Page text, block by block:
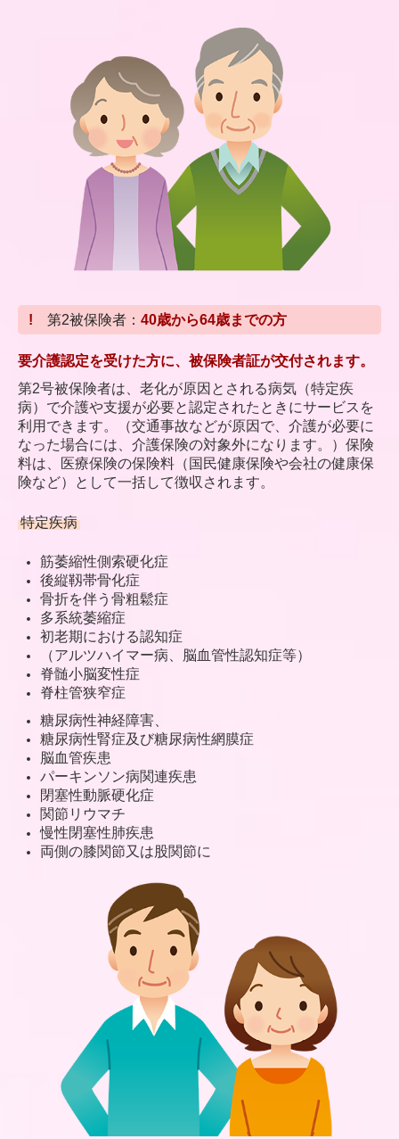
! 第2被保険者： 40歳から64歳までの方
要介護認定を受けた方に、被保険者証が交付されます。
第2号被保険者は、老化が原因とされる病気（特定疾
病）で介護や支援が必要と認定されたときにサービスを
利用できます。（交通事故などが原因で、介護が必要に
なった場合には、介護保険の対象外になります。）保険
料は、医療保険の保険料（国民健康保険や会社の健康保
険など）として一括して徴収されます。
特定疾病
筋萎縮性側索硬化症
後縦靱帯骨化症
骨折を伴う骨粗鬆症
多系統萎縮症
初老期における認知症
（アルツハイマー病、脳血管性認知症等）
脊髄小脳変性症
脊柱管狭窄症
糖尿病性神経障害、
糖尿病性腎症及び糖尿病性網膜症
脳血管疾患
パーキンソン病関連疾患
閉塞性動脈硬化症
関節リウマチ
慢性閉塞性肺疾患
両側の膝関節又は股関節に